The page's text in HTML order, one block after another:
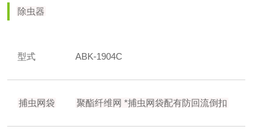
除虫器
型式 ABK-1904C
捕虫网袋 聚酯纤维网 *捕虫网袋配有防回流倒扣